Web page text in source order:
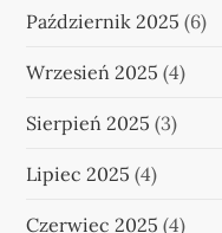
Październik 2025 (6)
Wrzesień 2025 (4)
Sierpień 2025 (3)
Lipiec 2025 (4)
Czerwiec 2025 (4)